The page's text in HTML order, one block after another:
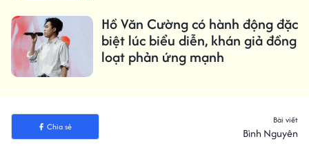
Hồ Văn Cường có hành động đặc
biệt lúc biểu diễn, khán giả đồng
loạt phản ứng mạnh
Chia sẻ
Bài viết
Bình Nguyên